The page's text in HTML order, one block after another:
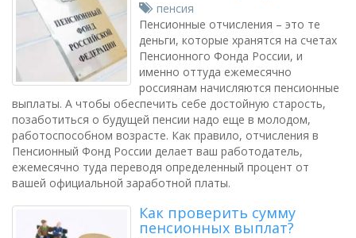
пенсия
Пенсионные отчисления – это те
деньги, которые хранятся на счетах
Пенсионного Фонда России, и
именно оттуда ежемесячно
россиянам начисляются пенсионные
выплаты. А чтобы обеспечить себе достойную старость,
позаботиться о будущей пенсии надо еще в молодом,
работоспособном возрасте. Как правило, отчисления в
Пенсионный Фонд России делает ваш работодатель,
ежемесячно туда переводя определенный процент от
вашей официальной заработной платы.
Как проверить сумму
пенсионных выплат?